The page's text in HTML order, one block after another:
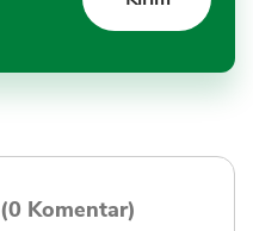
(0 Komentar)